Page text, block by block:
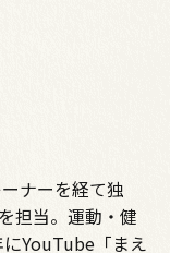
ナーを経て独
担当。運動・健
YouTube「まえ